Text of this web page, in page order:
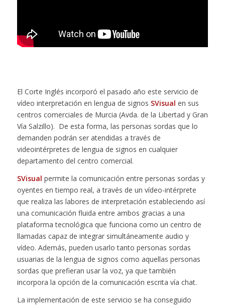
El Corte Inglés incorporó el pasado año este servicio de
vídeo interpretación en lengua de signos SVisual en sus
centros comerciales de Murcia (Avda. de la Libertad y Gran
Vía Salzillo). De esta forma, las personas sordas que lo
demanden podrán ser atendidas a través de
videointérpretes de lengua de signos en cualquier
departamento del centro comercial.
SVisual permite la comunicación entre personas sordas y
oyentes en tiempo real, a través de un vídeo-intérprete
que realiza las labores de interpretación estableciendo así
una comunicación fluida entre ambos gracias a una
plataforma tecnológica que funciona como un centro de
llamadas capaz de integrar simultáneamente audio y
vídeo. Además, pueden usarlo tanto personas sordas
usuarias de la lengua de signos como aquellas personas
sordas que prefieran usar la voz, ya que también
incorpora la opción de la comunicación escrita vía chat.
La implementación de este servicio se ha conseguido